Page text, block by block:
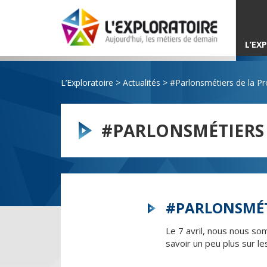
L’Exploratoire > Actualités > #Parlonsmétiers de la
Le 7 avril, nous nous
savoir un peu plus sur